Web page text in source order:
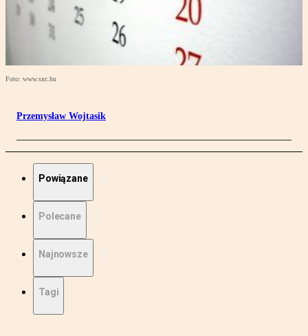
Foto: www.sxc.hu
Przemysław Wojtasik
Powiązane
Polecane
Najnowsze
Tagi